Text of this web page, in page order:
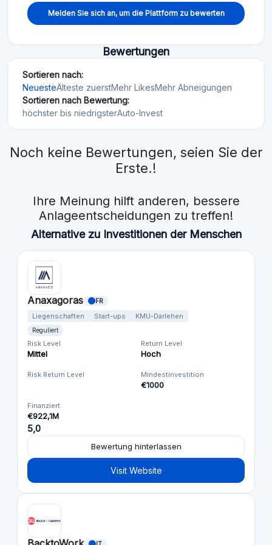
Melden Sie sich an, um die Plattform zu bewerten
Bewertungen
Sortieren nach:
NeuesteÄlteste zuerstMehr LikesMehr Abneigungen
Sortieren nach Bewertung:
höchster bis niedrigsterAuto-Invest
Noch keine Bewertungen, seien Sie der
Erste.!
Ihre Meinung hilft anderen, bessere
Anlageentscheidungen zu treffen!
Alternative zu Investitionen der Menschen
Anaxagoras FR
Liegenschaften Start-ups KMU-Darlehen
Reguliert
Risk Level
Mittel
Return Level
Hoch
Risk Return Level Mindestinvestition
€1000
Finanziert
€922,1M
5,0
Bewertung hinterlassen
Visit Website